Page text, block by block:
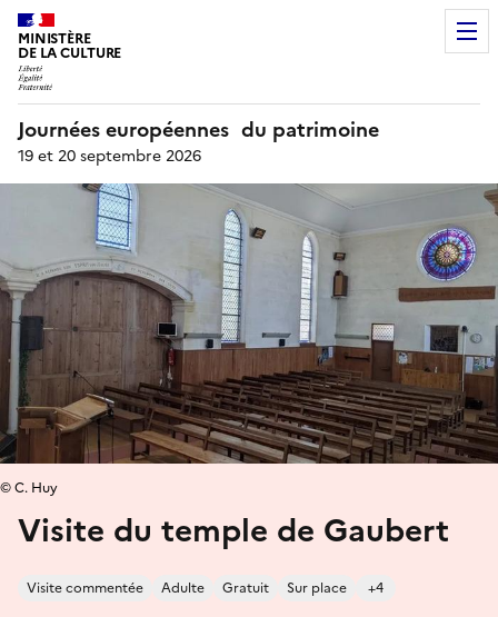
MINISTÈRE
DE LA CULTURE
Journées européennes du patrimoine
19 et 20 septembre 2026
Visite du temple de Gaubert
Visite commentée Adulte Gratuit Sur place +4
© C. Huy